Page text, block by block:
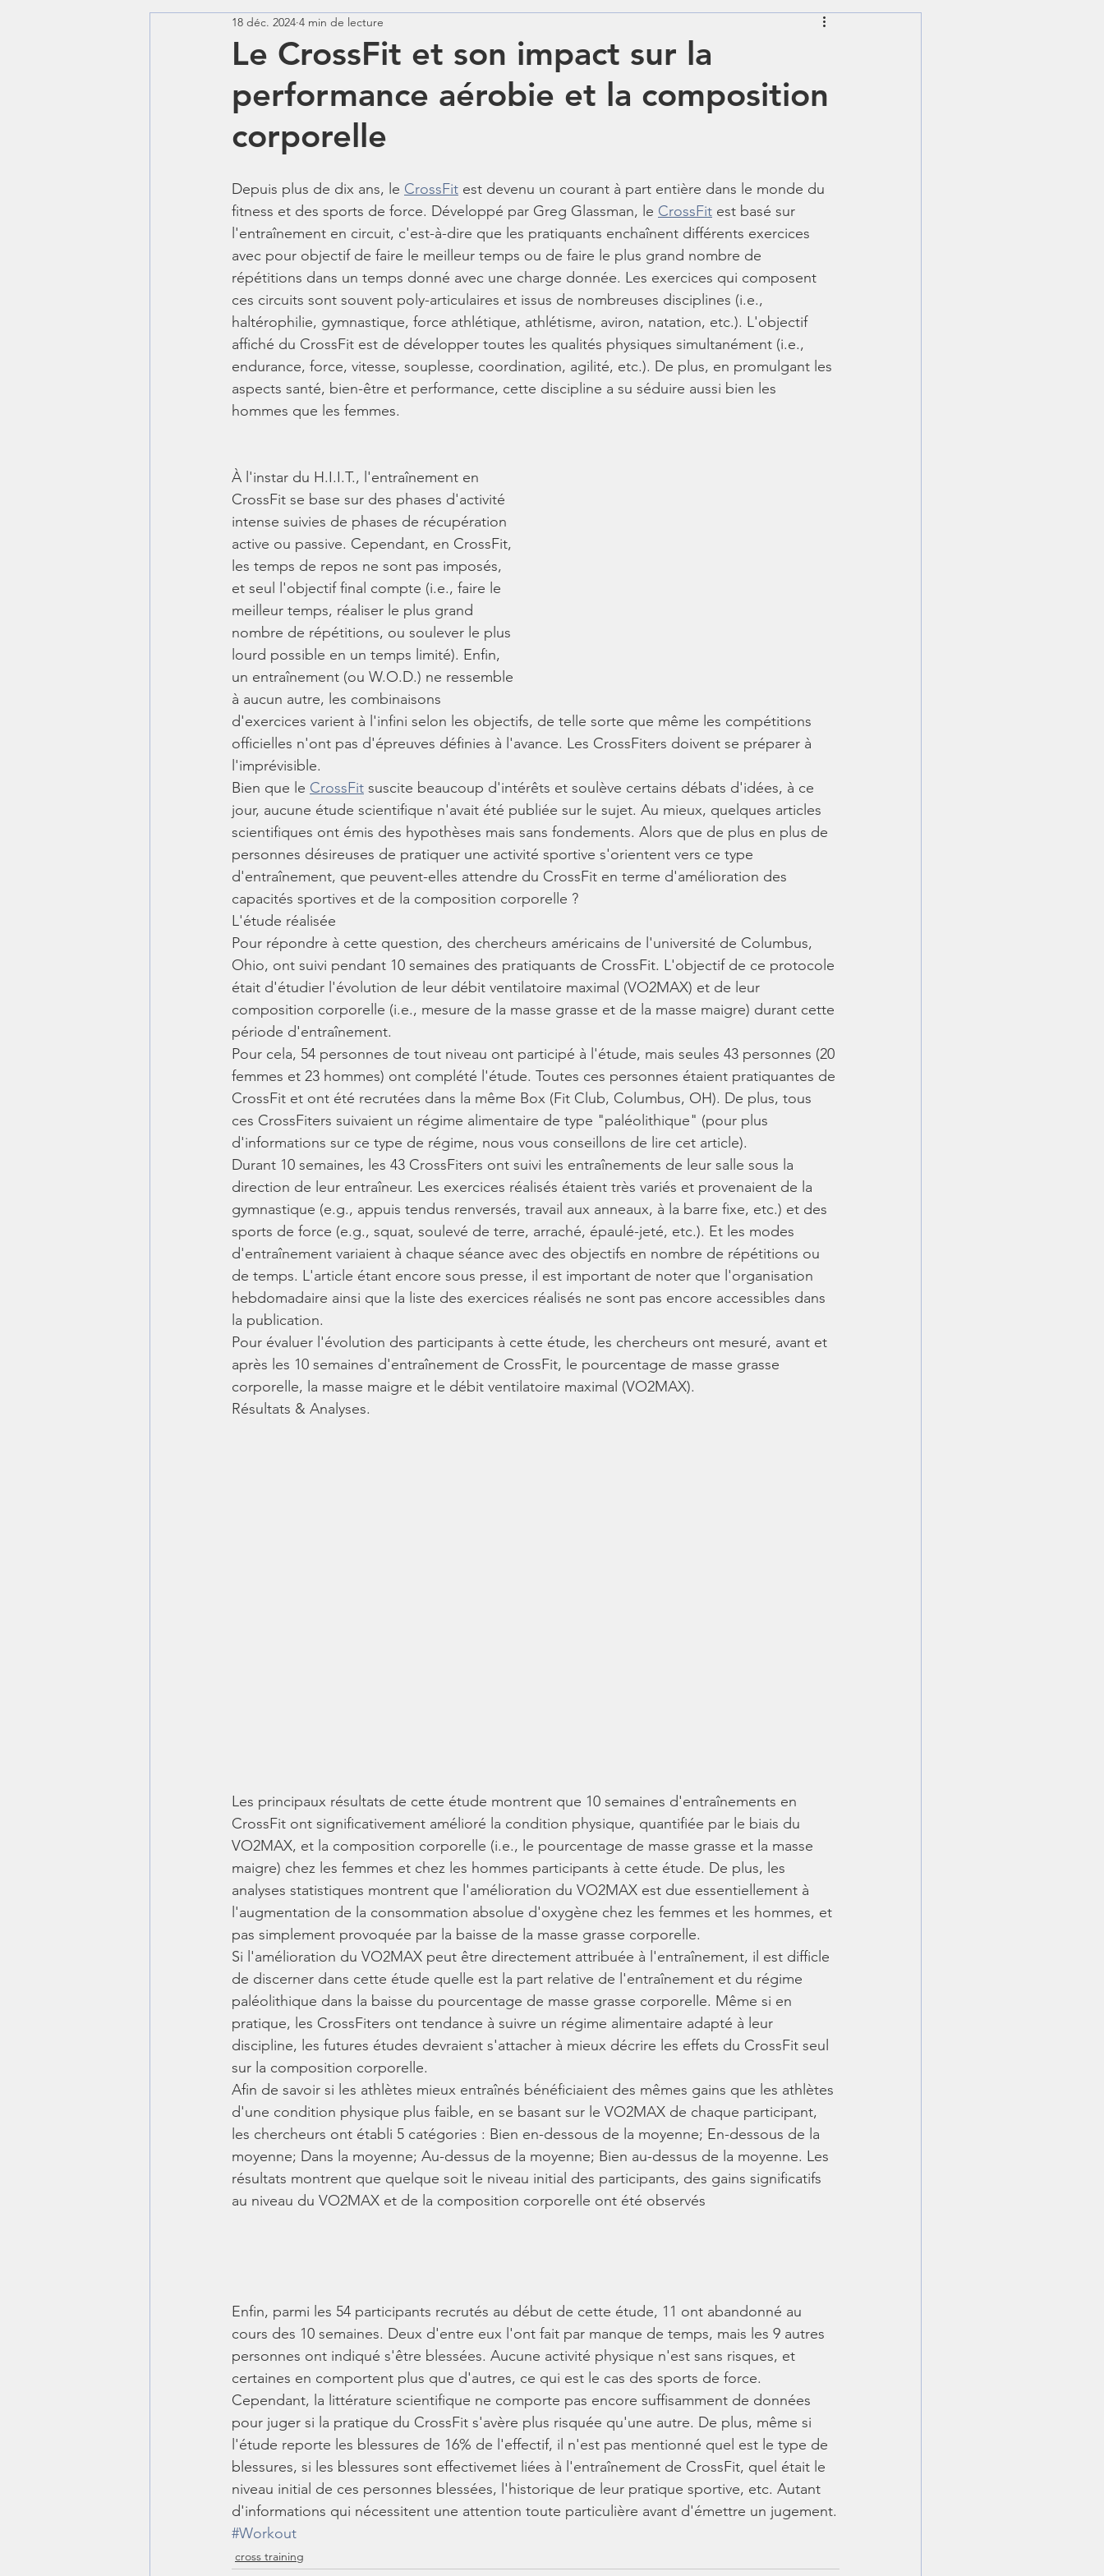
cross training yoga Diét Coaching en ligne
Le CrossFit et son impact sur la
performance aérobie et la composition
corporelle
18 déc. 2024 4 min de lecture
Depuis plus de dix ans, le CrossFit est devenu un courant à part entière dans le monde du
fitness et des sports de force. Développé par Greg Glassman, le CrossFit est basé sur
l'entraînement en circuit, c'est-à-dire que les pratiquants enchaînent différents exercices
avec pour objectif de faire le meilleur temps ou de faire le plus grand nombre de
répétitions dans un temps donné avec une charge donnée. Les exercices qui composent
ces circuits sont souvent poly-articulaires et issus de nombreuses disciplines (i.e.,
haltérophilie, gymnastique, force athlétique, athlétisme, aviron, natation, etc.). L'objectif
affiché du CrossFit est de développer toutes les qualités physiques simultanément (i.e.,
endurance, force, vitesse, souplesse, coordination, agilité, etc.). De plus, en promulgant les
aspects santé, bien-être et performance, cette discipline a su séduire aussi bien les
hommes que les femmes.
À l'instar du H.I.I.T., l'entraînement en
CrossFit se base sur des phases d'activité
intense suivies de phases de récupération
active ou passive. Cependant, en CrossFit,
les temps de repos ne sont pas imposés,
et seul l'objectif final compte (i.e., faire le
meilleur temps, réaliser le plus grand
nombre de répétitions, ou soulever le plus
lourd possible en un temps limité). Enfin,
un entraînement (ou W.O.D.) ne ressemble
à aucun autre, les combinaisons
d'exercices varient à l'infini selon les objectifs, de telle sorte que même les compétitions
officielles n'ont pas d'épreuves définies à l'avance. Les CrossFiters doivent se préparer à
l'imprévisible.
Bien que le CrossFit suscite beaucoup d'intérêts et soulève certains débats d'idées, à ce
jour, aucune étude scientifique n'avait été publiée sur le sujet. Au mieux, quelques articles
scientifiques ont émis des hypothèses mais sans fondements. Alors que de plus en plus de
personnes désireuses de pratiquer une activité sportive s'orientent vers ce type
d'entraînement, que peuvent-elles attendre du CrossFit en terme d'amélioration des
capacités sportives et de la composition corporelle ?
L'étude réalisée
Pour répondre à cette question, des chercheurs américains de l'université de Columbus,
Ohio, ont suivi pendant 10 semaines des pratiquants de CrossFit. L'objectif de ce protocole
était d'étudier l'évolution de leur débit ventilatoire maximal (VO2MAX) et de leur
composition corporelle (i.e., mesure de la masse grasse et de la masse maigre) durant cette
période d'entraînement.
Pour cela, 54 personnes de tout niveau ont participé à l'étude, mais seules 43 personnes (20
femmes et 23 hommes) ont complété l'étude. Toutes ces personnes étaient pratiquantes de
CrossFit et ont été recrutées dans la même Box (Fit Club, Columbus, OH). De plus, tous
ces CrossFiters suivaient un régime alimentaire de type "paléolithique" (pour plus
d'informations sur ce type de régime, nous vous conseillons de lire cet article).
Durant 10 semaines, les 43 CrossFiters ont suivi les entraînements de leur salle sous la
direction de leur entraîneur. Les exercices réalisés étaient très variés et provenaient de la
gymnastique (e.g., appuis tendus renversés, travail aux anneaux, à la barre fixe, etc.) et des
sports de force (e.g., squat, soulevé de terre, arraché, épaulé-jeté, etc.). Et les modes
d'entraînement variaient à chaque séance avec des objectifs en nombre de répétitions ou
de temps. L'article étant encore sous presse, il est important de noter que l'organisation
hebdomadaire ainsi que la liste des exercices réalisés ne sont pas encore accessibles dans
la publication.
Pour évaluer l'évolution des participants à cette étude, les chercheurs ont mesuré, avant et
après les 10 semaines d'entraînement de CrossFit, le pourcentage de masse grasse
corporelle, la masse maigre et le débit ventilatoire maximal (VO2MAX).
Résultats & Analyses.
Les principaux résultats de cette étude montrent que 10 semaines d'entraînements en
CrossFit ont significativement amélioré la condition physique, quantifiée par le biais du
VO2MAX, et la composition corporelle (i.e., le pourcentage de masse grasse et la masse
maigre) chez les femmes et chez les hommes participants à cette étude. De plus, les
analyses statistiques montrent que l'amélioration du VO2MAX est due essentiellement à
l'augmentation de la consommation absolue d'oxygène chez les femmes et les hommes, et
pas simplement provoquée par la baisse de la masse grasse corporelle.
Si l'amélioration du VO2MAX peut être directement attribuée à l'entraînement, il est difficle
de discerner dans cette étude quelle est la part relative de l'entraînement et du régime
paléolithique dans la baisse du pourcentage de masse grasse corporelle. Même si en
pratique, les CrossFiters ont tendance à suivre un régime alimentaire adapté à leur
discipline, les futures études devraient s'attacher à mieux décrire les effets du CrossFit seul
sur la composition corporelle.
Afin de savoir si les athlètes mieux entraînés bénéficiaient des mêmes gains que les athlètes
d'une condition physique plus faible, en se basant sur le VO2MAX de chaque participant,
les chercheurs ont établi 5 catégories : Bien en-dessous de la moyenne; En-dessous de la
moyenne; Dans la moyenne; Au-dessus de la moyenne; Bien au-dessus de la moyenne. Les
résultats montrent que quelque soit le niveau initial des participants, des gains significatifs
au niveau du VO2MAX et de la composition corporelle ont été observés
Enfin, parmi les 54 participants recrutés au début de cette étude, 11 ont abandonné au
cours des 10 semaines. Deux d'entre eux l'ont fait par manque de temps, mais les 9 autres
personnes ont indiqué s'être blessées. Aucune activité physique n'est sans risques, et
certaines en comportent plus que d'autres, ce qui est le cas des sports de force.
Cependant, la littérature scientifique ne comporte pas encore suffisamment de données
pour juger si la pratique du CrossFit s'avère plus risquée qu'une autre. De plus, même si
l'étude reporte les blessures de 16% de l'effectif, il n'est pas mentionné quel est le type de
blessures, si les blessures sont effectivemet liées à l'entraînement de CrossFit, quel était le
niveau initial de ces personnes blessées, l'historique de leur pratique sportive, etc. Autant
d'informations qui nécessitent une attention toute particulière avant d'émettre un jugement.
#Workout
cross training